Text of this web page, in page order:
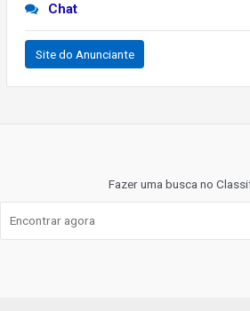
Chat
Site do Anunciante
Fazer uma busca no